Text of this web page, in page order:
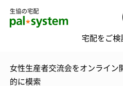
生協の宅配
宅配をご検
女性生産者交流会をオンライ
的に模索